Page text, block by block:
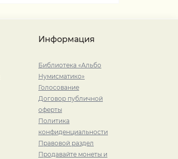
Информация
Библиотека «Альбо
Нумисматико»
Голосование
Договор публичной
оферты
Политика
конфиденциальности
Правовой раздел
Продавайте монеты и